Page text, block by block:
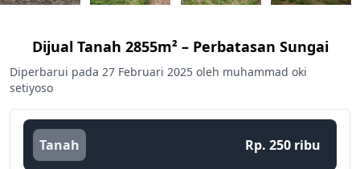
Dijual Tanah 2855m² – Perbatasan Sungai
Diperbarui pada 27 Februari 2025 oleh muhammad oki
setiyoso
Tanah Rp. 250 ribu